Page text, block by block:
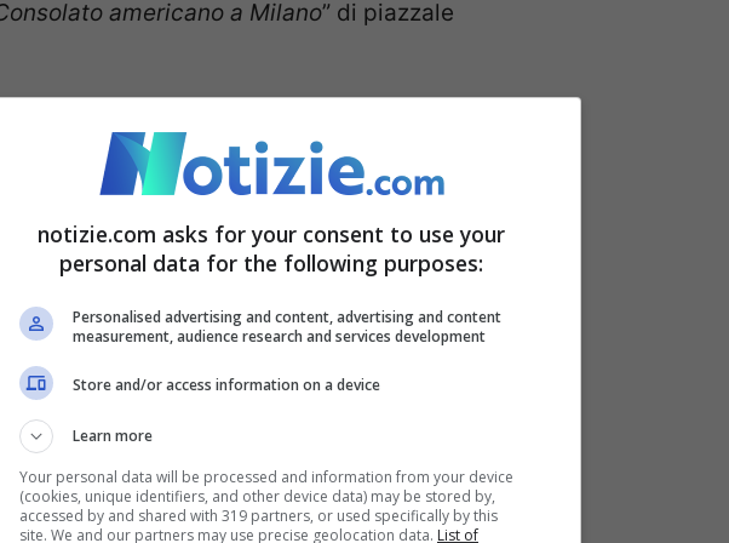
americano a Milano” di piazzale
di “para-schiavismo”
“
e di circa 4,16 euro anche assumendo il Lul
con turni massacranti, senza sicurezza
e quindi di rientrare nel Paese loro
degradanti e sottopagate, non potendosi
schiavismo”. Gli operai, sentiti nelle indagini
notizie.com asks for your consent to use your
personal data for the following purposes:
Personalised advertising and content, advertising and content
measurement, audience research and services development
Store and/or access information on a device
Learn more
Your personal data will be processed and information from your device
(cookies, unique identifiers, and other device data) may be stored by,
accessed by and shared with 319 partners, or used specifically by this
site. We and our partners may use precise geolocation data. List of